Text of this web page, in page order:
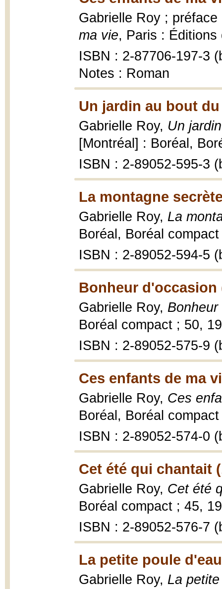
Gabrielle Roy ;
ma vie, Paris :
ISBN : 2-87706-197-3
Notes : Roman
Un jardin au bout
Gabrielle Roy, Un
[Montréal] : Boréal,
ISBN : 2-89052-595-3
La montagne
Gabrielle Roy, La
Boréal, Boréal
ISBN : 2-89052-594-5
Bonheur d'occasion
Gabrielle Roy,
Boréal compact ; 50,
ISBN : 2-89052-575-9
Ces enfants de ma
Gabrielle Roy, Ces
Boréal, Boréal
ISBN : 2-89052-574-0
Cet été qui chantait
Gabrielle Roy, Cet été
Boréal compact ; 45,
ISBN : 2-89052-576-7
La petite poule
Gabrielle Roy, La